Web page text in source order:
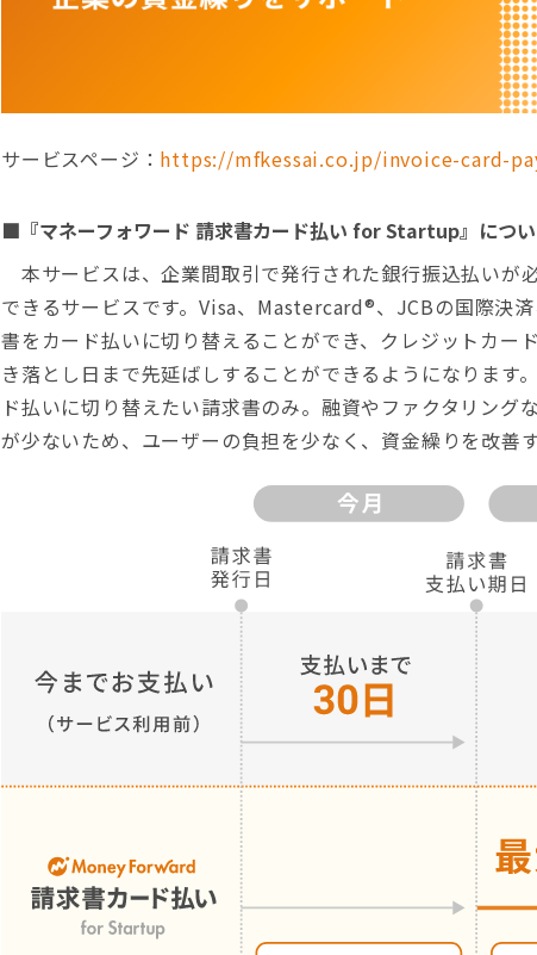
サービスページ： https://mfkessai.co.jp/invoice-card-
■『マネーフォワード 請求書カード払い for Startup』につ
本サービスは、企業間取引で発行された銀行振込払いが
できるサービスです。Visa、Mastercard®、JCBの国際決
書をカード払いに切り替えることができ、クレジットカー
き落とし日まで先延ばしすることができるようになります
ド払いに切り替えたい請求書のみ。融資やファクタリング
が少ないため、ユーザーの負担を少なく、資金繰りを改善